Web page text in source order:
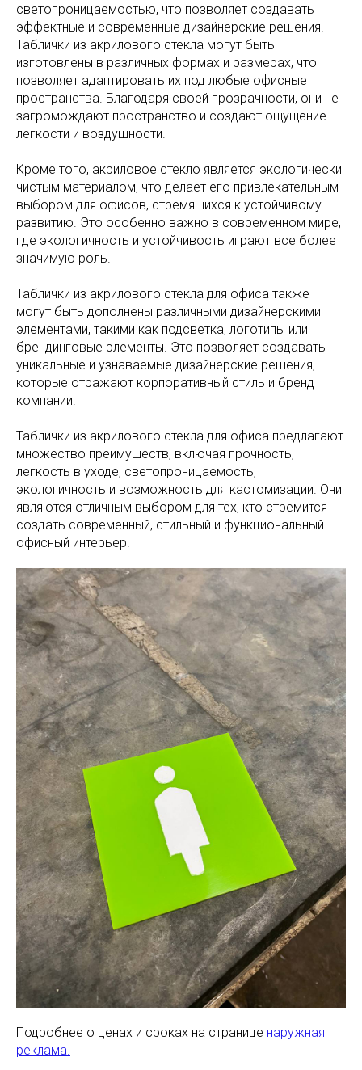
светопроницаемостью, что позволяет создавать
эффектные и современные дизайнерские решения.
Таблички из акрилового стекла могут быть
изготовлены в различных формах и размерах, что
позволяет адаптировать их под любые офисные
пространства. Благодаря своей прозрачности, они не
загромождают пространство и создают ощущение
легкости и воздушности.
Кроме того, акриловое стекло является экологически
чистым материалом, что делает его привлекательным
выбором для офисов, стремящихся к устойчивому
развитию. Это особенно важно в современном мире,
где экологичность и устойчивость играют все более
значимую роль.
Таблички из акрилового стекла для офиса также
могут быть дополнены различными дизайнерскими
элементами, такими как подсветка, логотипы или
брендинговые элементы. Это позволяет создавать
уникальные и узнаваемые дизайнерские решения,
которые отражают корпоративный стиль и бренд
компании.
Таблички из акрилового стекла для офиса предлагают
множество преимуществ, включая прочность,
легкость в уходе, светопроницаемость,
экологичность и возможность для кастомизации. Они
являются отличным выбором для тех, кто стремится
создать современный, стильный и функциональный
офисный интерьер.
Подробнее о ценах и сроках на странице наружная
реклама.